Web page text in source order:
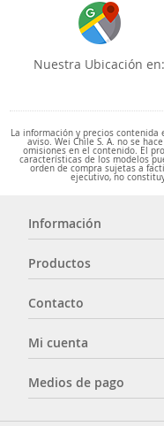
Nuestra Ubicación en:
La información y precios
aviso. Wei Chile S. A. no se
omisiones en el contenido. El
características de los modelos
orden de compra sujetas a
ejecutivo, no
Información
Productos
Contacto
Mi cuenta
Medios de pago